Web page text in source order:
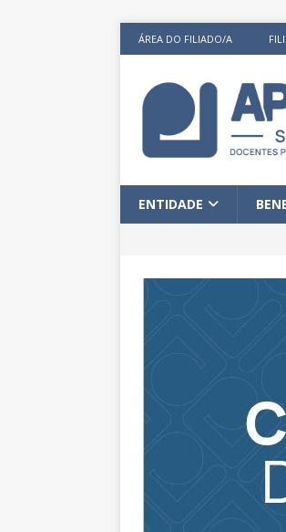
ÁREA DO FILIADO/A
ENTIDADE